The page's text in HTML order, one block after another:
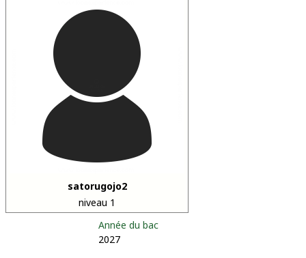
satorugojo2
niveau 1
Année du bac
2027